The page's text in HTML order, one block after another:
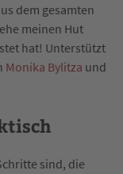
dem gesamten
meinen Hut
hat! Unterstützt
Monika Bylitza und
sind, die